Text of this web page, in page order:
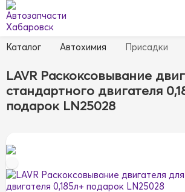
Каталог Автохимия Присадки
LAVR Раскоксовывание
стандартного двигателя
подарок LN25028